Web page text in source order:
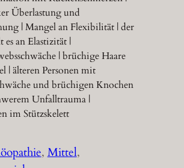
Überlastung und
| Mangel an Flexibilität | der
es an Elastizität |
| brüchige Haare
| älteren Personen mit
und brüchigen Knochen
Unfalltrauma |
im Stützskelett
, Mittel